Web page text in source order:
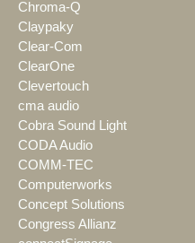
Chroma-Q
Claypaky
Clear-Com
ClearOne
Clevertouch
cma audio
Cobra Sound Light
CODA Audio
COMM-TEC
Computerworks
Concept Solutions
Congress Allianz